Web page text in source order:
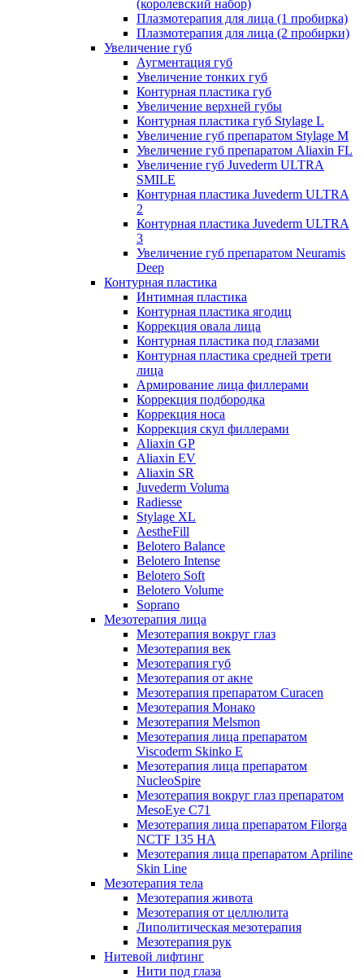
(королевский набор)
Плазмотерапия для лица (1 пробирка)
Плазмотерапия для лица (2 пробирки)
Увеличение губ
Аугментация губ
Увеличение тонких губ
Контурная пластика губ
Увеличение верхней губы
Контурная пластика губ Stylage L
Увеличение губ препаратом Stylage M
Увеличение губ препаратом Aliaxin FL
Увеличение губ Juvederm ULTRA
SMILE
Контурная пластика Juvederm ULTRA
2
Контурная пластика Juvederm ULTRA
3
Увеличение губ препаратом Neuramis
Deep
Контурная пластика
Интимная пластика
Контурная пластика ягодиц
Коррекция овала лица
Контурная пластика под глазами
Контурная пластика средней трети
лица
Армирование лица филлерами
Коррекция подбородка
Коррекция носа
Коррекция скул филлерами
Aliaxin GP
Aliaxin EV
Aliaxin SR
Juvederm Voluma
Radiesse
Stylage XL
AestheFill
Belotero Balance
Belotero Intense
Belotero Soft
Belotero Volume
Soprano
Мезотерапия лица
Мезотерапия вокруг глаз
Мезотерапия век
Мезотерапия губ
Мезотерапия от акне
Мезотерапия препаратом Curacen
Мезотерапия Монако
Мезотерапия Melsmon
Мезотерапия лица препаратом
Viscoderm Skinko E
Мезотерапия лица препаратом
NucleoSpire
Мезотерапия вокруг глаз препаратом
MesoEye С71
Мезотерапия лица препаратом Filorga
NCTF 135 HA
Мезотерапия лица препаратом Apriline
Skin Line
Мезотерапия тела
Мезотерапия живота
Мезотерапия от целлюлита
Липолитическая мезотерапия
Мезотерапия рук
Нитевой лифтинг
Нити под глаза